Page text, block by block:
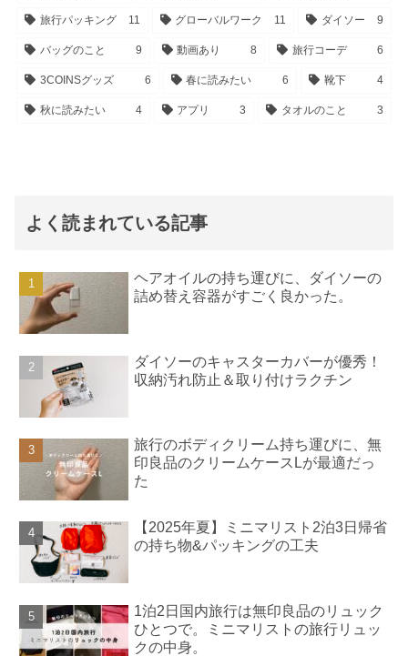
旅行パッキング 11 グローバルワーク 11 ダイソー 9
バッグのこと 9 動画あり 8 旅行コーデ 6
3COINSグッズ 6 春に読みたい 6 靴下 4
秋に読みたい 4 アプリ 3 タオルのこと 3
よく読まれている記事
ヘアオイルの持ち運びに、ダイソーの
詰め替え容器がすごく良かった。
ダイソーのキャスターカバーが優秀！
収納汚れ防止＆取り付けラクチン
旅行のボディクリーム持ち運びに、無
印良品のクリームケースLが最適だっ
た
【2025年夏】ミニマリスト2泊3日帰省
の持ち物&パッキングの工夫
1泊2日国内旅行は無印良品のリュック
ひとつで。ミニマリストの旅行リュッ
クの中身。